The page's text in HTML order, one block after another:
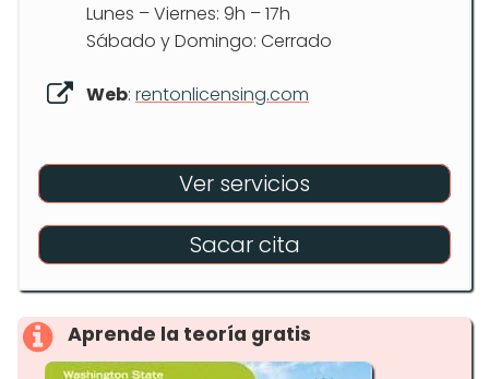
Lunes – Viernes: 9h – 17h
Sábado y Domingo: Cerrado
Web: rentonlicensing.com
Ver servicios
Sacar cita
Aprende la teoría gratis